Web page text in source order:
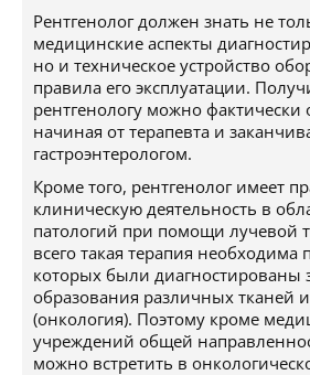
Рентгенолог должен знать не
медицинские аспекты
но и техническое устройство
правила его эксплуатации.
рентгенологу можно фактически
начиная от терапевта и
гастроэнтерологом.
Кроме того, рентгенолог имеет
клиническую деятельность в
патологий при помощи лучевой
всего такая терапия необходима
которых были диагностированы
образования различных тканей
(онкология). Поэтому кроме
учреждений общей
можно встретить в